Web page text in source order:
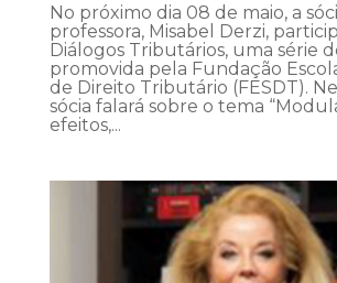
No próximo dia 08 de maio, a
professora, Misabel Derzi,
Diálogos Tributários, uma série
promovida pela Fundação
de Direito Tributário (FESDT).
sócia falará sobre o tema
efeitos,...